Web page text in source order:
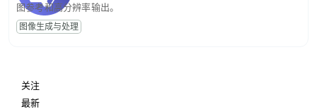
图参考和高分辨率输出。
图像生成与处理
关注
最新